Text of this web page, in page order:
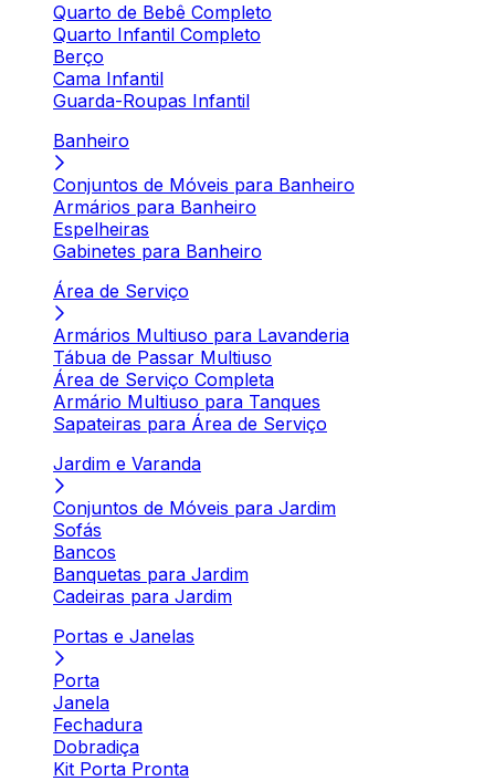
Quarto de Bebê Completo
Quarto Infantil Completo
Berço
Cama Infantil
Guarda-Roupas Infantil
Banheiro
Conjuntos de Móveis para Banheiro
Armários para Banheiro
Espelheiras
Gabinetes para Banheiro
Área de Serviço
Armários Multiuso para Lavanderia
Tábua de Passar Multiuso
Área de Serviço Completa
Armário Multiuso para Tanques
Sapateiras para Área de Serviço
Jardim e Varanda
Conjuntos de Móveis para Jardim
Sofás
Bancos
Banquetas para Jardim
Cadeiras para Jardim
Portas e Janelas
Porta
Janela
Fechadura
Dobradiça
Kit Porta Pronta